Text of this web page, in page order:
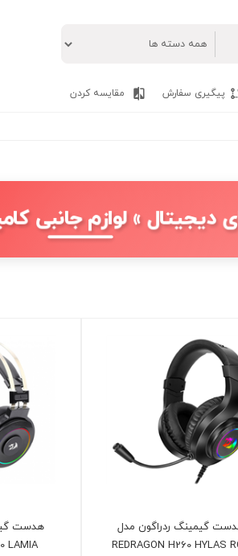
پیگیری سفارش مقایسه کردن
دیجیتال » لوازم جانبی
گیمینگ ردراگون مدل
REDRAGON H260 HYLAS
هدست
LAMIA